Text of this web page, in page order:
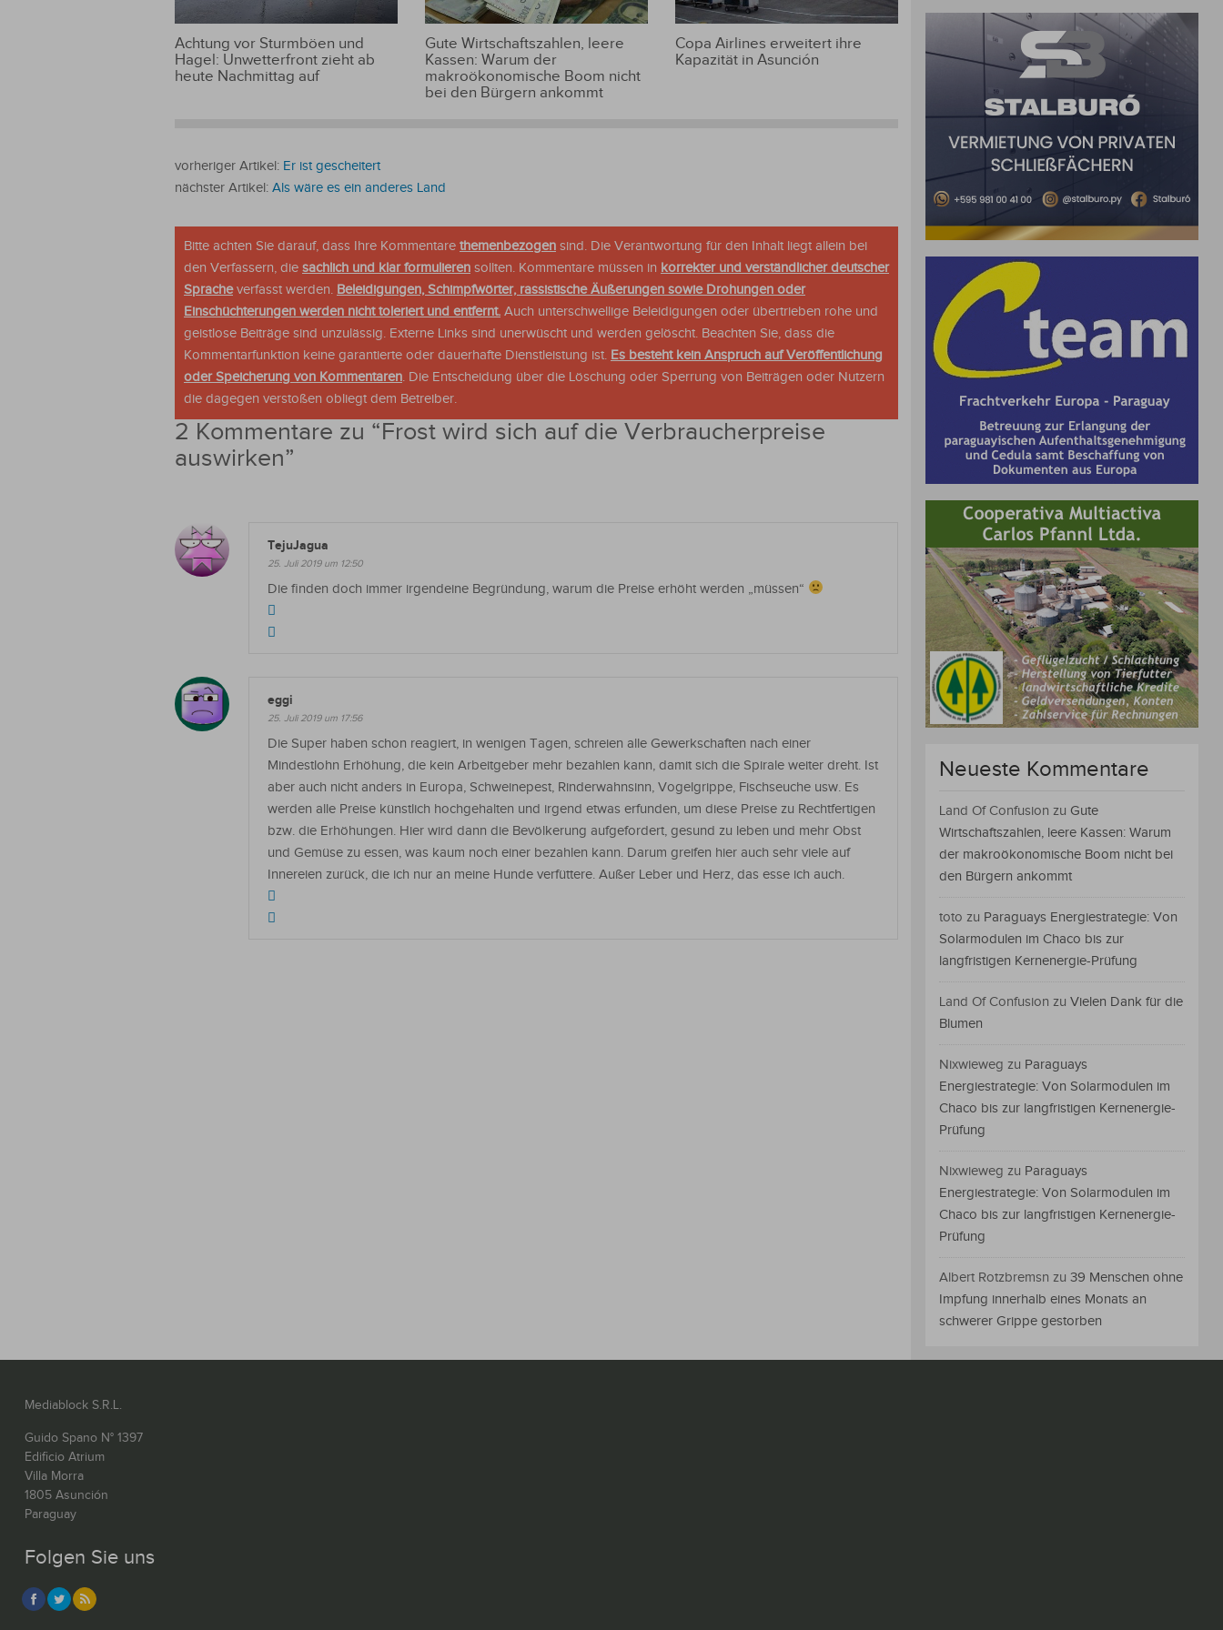
Achtung vor Sturmböen und
Hagel: Unwetterfront zieht ab
heute Nachmittag auf
Gute Wirtschaftszahlen, leere
Kassen: Warum der
makroökonomische Boom nicht
bei den Bürgern ankommt
Copa Airlines erweitert ihre
Kapazität in Asunción
vorheriger Artikel: Er ist gescheitert
nächster Artikel: Als wäre es ein anderes Land
Bitte achten Sie darauf, dass Ihre Kommentare themenbezogen sind. Die Verantwortung für den Inhalt liegt allein bei
den Verfassern, die sachlich und klar formulieren sollten. Kommentare müssen in korrekter und verständlicher deutscher
Spracheverfasst werden. Beleidigungen, Schimpfwörter, rassistische Äußerungen sowie Drohungen oder
Einschüchterungen werden nicht toleriert und entfernt. Auch unterschwellige Beleidigungen oder übertrieben rohe und
geistlose Beiträge sind unzulässig. Externe Links sind unerwüscht und werden gelöscht. Beachten Sie, dass die
Kommentarfunktion keine garantierte oder dauerhafte Dienstleistung ist. Es besteht kein Anspruch auf Veröffentlichung
oder Speicherung von Kommentaren. Die Entscheidung über die Löschung oder Sperrung von Beiträgen oder Nutzern
die dagegen verstoßen obliegt dem Betreiber.
2 Kommentare zu “Frost wird sich auf die Verbraucherpreise
auswirken”
TejuJagua
25. Juli 2019 um 12:50
Die finden doch immer irgendeine Begründung, warum die Preise erhöht werden „müssen“
eggi
25. Juli 2019 um 17:56
Die Super haben schon reagiert, in wenigen Tagen, schreien alle Gewerkschaften nach einer
Mindestlohn Erhöhung, die kein Arbeitgeber mehr bezahlen kann, damit sich die Spirale weiter dreht. Ist
aber auch nicht anders in Europa, Schweinepest, Rinderwahnsinn, Vogelgrippe, Fischseuche usw. Es
werden alle Preise künstlich hochgehalten und irgend etwas erfunden, um diese Preise zu Rechtfertigen
bzw. die Erhöhungen. Hier wird dann die Bevölkerung aufgefordert, gesund zu leben und mehr Obst
und Gemüse zu essen, was kaum noch einer bezahlen kann. Darum greifen hier auch sehr viele auf
Innereien zurück, die ich nur an meine Hunde verfüttere. Außer Leber und Herz, das esse ich auch.
Neueste Kommentare
Land Of Confusion zu Gute
Wirtschaftszahlen, leere Kassen: Warum
der makroökonomische Boom nicht bei
den Bürgern ankommt
toto zu Paraguays Energiestrategie: Von
Solarmodulen im Chaco bis zur
langfristigen Kernenergie-Prüfung
Land Of Confusion zu Vielen Dank für die
Blumen
Nixwieweg zu Paraguays
Energiestrategie: Von Solarmodulen im
Chaco bis zur langfristigen Kernenergie-
Prüfung
Nixwieweg zu Paraguays
Energiestrategie: Von Solarmodulen im
Chaco bis zur langfristigen Kernenergie-
Prüfung
Albert Rotzbremsn zu 39 Menschen ohne
Impfung innerhalb eines Monats an
schwerer Grippe gestorben
Mediablock S.R.L.
Guido Spano N° 1397
Edificio Atrium
Villa Morra
1805 Asunción
Paraguay
Folgen Sie uns